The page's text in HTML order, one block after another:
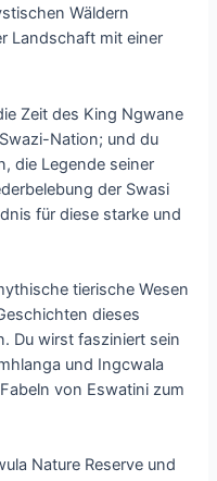
Wäldern
Landschaft mit einer
Zeit des King Ngwane
Nation; und du
die Legende seiner
der Swasi
für diese starke und
tierische Wesen
dieses
Du wirst fasziniert sein
und Ingcwala
von Eswatini zum
Nature Reserve und